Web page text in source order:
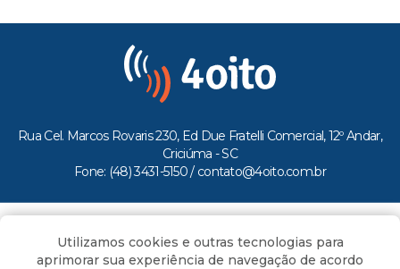
Rua Cel. Marcos Rovaris 230, Ed Due Fratelli Comercial, 12º Andar,
Criciúma - SC
Fone: (48) 3431-5150 / contato@4oito.com.br
Todos os direitos reservados ao Portal 4oito
Utilizamos cookies e outras tecnologias para
aprimorar sua experiência de navegação de acordo